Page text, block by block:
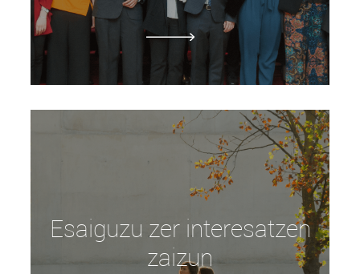
Esaiguzu zer interesatzen
zaizun